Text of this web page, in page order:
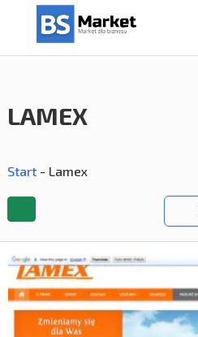
LAMEX
Start- Lamex